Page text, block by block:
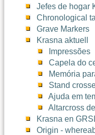
Jefes de hogar
Chronological
Grave Markers
Krasna aktuell
Impressões
Capela do
Memória
Stand
Ajuda em
Altarcross
Krasna en
Origin -